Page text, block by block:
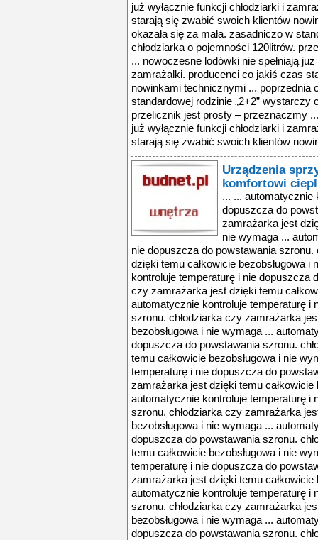
już wyłącznie funkcji chłodziarki i
starają się zwabić swoich klientów
okazała się za mała. zasadniczo w
chłodziarka o pojemności 120litrów.
... nowoczesne lodówki nie spełniają
zamrażalki. producenci co jakiś czas
nowinkami technicznymi ... poprzednia
standardowej rodzinie „2+2” wystarczy
przelicznik jest prosty – przeznaczmy
już wyłącznie funkcji chłodziarki i
starają się zwabić swoich klientów
Urządzenia
komfortowi
... ... automatycznie
dopuszcza do
zamrażarka jest
nie wymaga ...
nie dopuszcza do powstawania
dzięki temu całkowicie bezobsługowa
kontroluje temperaturę i nie dopuszcza
czy zamrażarka jest dzięki temu
automatycznie kontroluje temperaturę i
szronu. chłodziarka czy zamrażarka
bezobsługowa i nie wymaga ...
dopuszcza do powstawania szronu.
temu całkowicie bezobsługowa i nie
temperaturę i nie dopuszcza do
zamrażarka jest dzięki temu całkowicie
automatycznie kontroluje temperaturę i
szronu. chłodziarka czy zamrażarka
bezobsługowa i nie wymaga ...
dopuszcza do powstawania szronu.
temu całkowicie bezobsługowa i nie
temperaturę i nie dopuszcza do
zamrażarka jest dzięki temu całkowicie
automatycznie kontroluje temperaturę i
szronu. chłodziarka czy zamrażarka
bezobsługowa i nie wymaga ...
dopuszcza do powstawania szronu.